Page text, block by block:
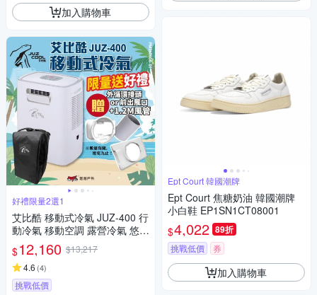
加入購物車
好禮限量2選1
艾比酷 移動式冷氣 JUZ-400 行
動冷氣 移動空調 露營冷氣 悠遊
戶外
$12,160 $13,217
4.6 (4)
挑戰低價
Ept Court 韓國潮牌
Ept Court 焦糖奶油 韓國潮牌
小白鞋 EP1SN1CT08001
$4,022 89折
挑戰低價 券
加入購物車